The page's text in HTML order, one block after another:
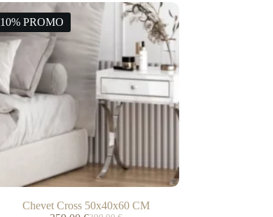
10% PROMO
Chevet Cross 50x40x60 CM